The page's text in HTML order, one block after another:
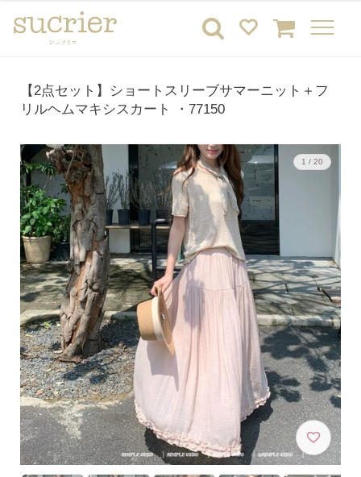
【2点セット】ショートスリーブサマーニット＋フ
リルヘムマキシスカート ・77150
1 / 20